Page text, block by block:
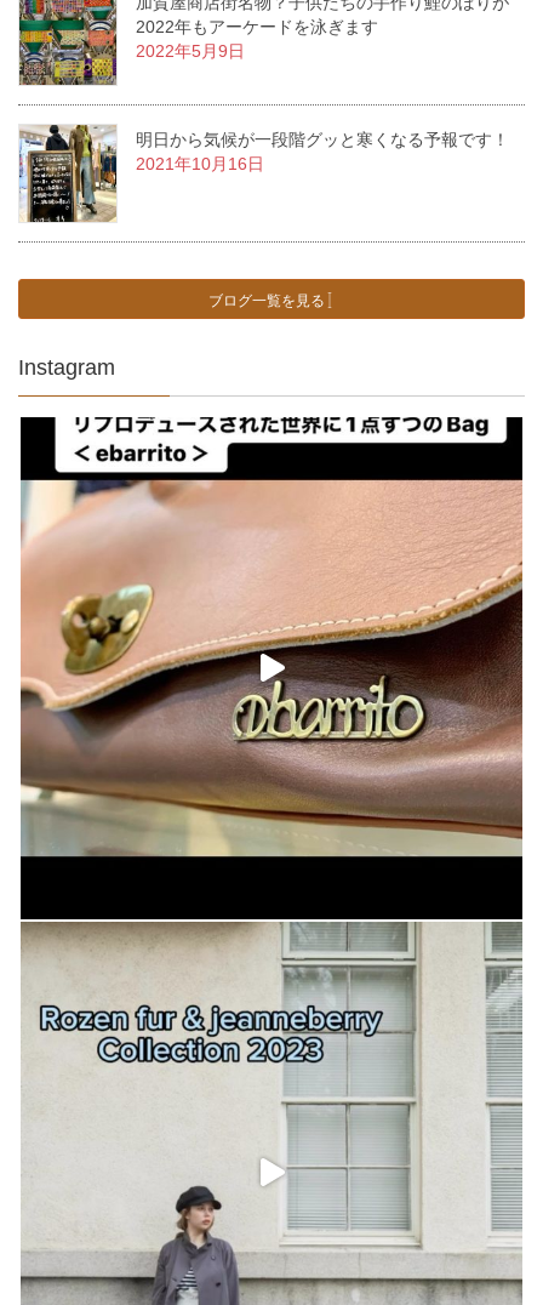
2022年もアーケードを泳ぎます
2022年5月9日
明日から気候が一段階グッと寒くなる予報です！
2021年10月16日
ブログ一覧を見る
Instagram